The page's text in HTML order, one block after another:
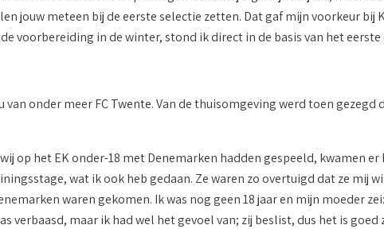
jouw meteen bij de eerste selectie zetten. Dat gaf mijn voorkeur bij
voorbereiding in de winter, stond ik direct in de basis van het
onder meer FC Twente. Van de thuisomgeving werd toen gezegd
op het EK onder-18 met Denemarken hadden gespeeld, kwamen
wat ik ook heb gedaan. Ze waren zo overtuigd dat ze mij
waren gekomen. Ik was nog geen 18 jaar en mijn moeder
verbaasd, maar ik had wel het gevoel van; zij beslist, dus het is goed